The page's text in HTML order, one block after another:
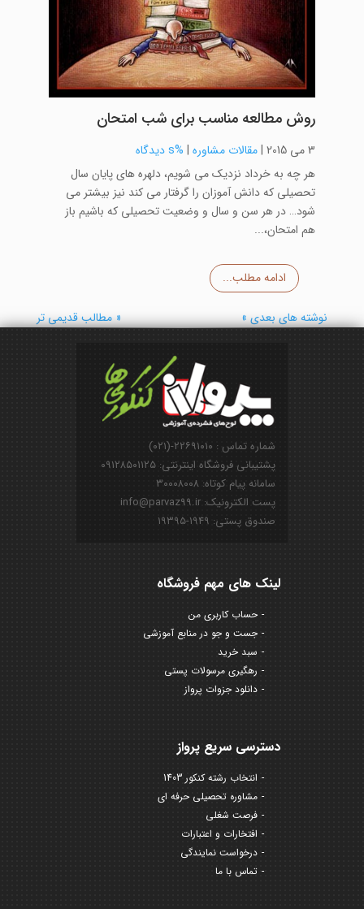
روش مطالعه مناسب برای شب امتحان
3 می 2015 |مقالات مشاوره| %s دیدگاه
هر چه به خرداد نزدیک می شویم، دلهره های پایان سال
تحصیلی که دانش آموزان را گرفتار می کند نیز بیشتر می
شود… در هر سن و سال و وضعیت تحصیلی که باشیم باز
هم امتحان،...
ادامه مطلب...
« مطالب قدیمی تر نوشته های بعدی »
شماره تماس : ۲۲۶۹۱۰۱۰-(۰۲۱)
پشتیبانی فروشگاه اینترنتی: ۰۹۱۲۸۵۰۱۱۲۵
سامانه پیام کوتاه: ۳۰۰۰۸۰۰۸
پست الکترونیک: info@parvaz99.ir
صندوق پستی: ۱۹۴۹-۱۹۳۹۵
لینک های مهم فروشگاه
حساب کاربری من
جست و جو در منابع آموزشی
سبد خرید
رهگیری مرسولات پستی
دانلود جزوات پرواز
دسترسی سریع پرواز
انتخاب رشته کنکور 1403
مشاوره تحصیلی حرفه ای
فرصت شغلی
افتخارات و اعتبارات
درخواست نمایندگی
تماس با ما